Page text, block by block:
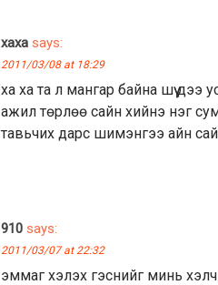
хаха says:
2011/03/08 at 18:29
ха ха та л мангар байна шүү дээ
ажил төрлөө сайн хийнэ нэг
тавьчих дарс шимэнгээ айн
910 says:
2011/03/07 at 22:32
эммаг хэлэх гэснийг минь